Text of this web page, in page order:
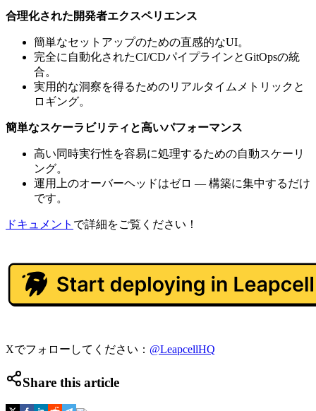
合理化された開発者エクスペリエンス
簡単なセットアップのための直感的なUI。
完全に自動化されたCI/CDパイプラインとGitOpsの統
合。
実用的な洞察を得るためのリアルタイムメトリックと
ロギング。
簡単なスケーラビリティと高いパフォーマンス
高い同時実行性を容易に処理するための自動スケーリ
ング。
運用上のオーバーヘッドはゼロ — 構築に集中するだけ
です。
ドキュメント で詳細をご覧ください！
Xでフォローしてください： @LeapcellHQ
Share this article